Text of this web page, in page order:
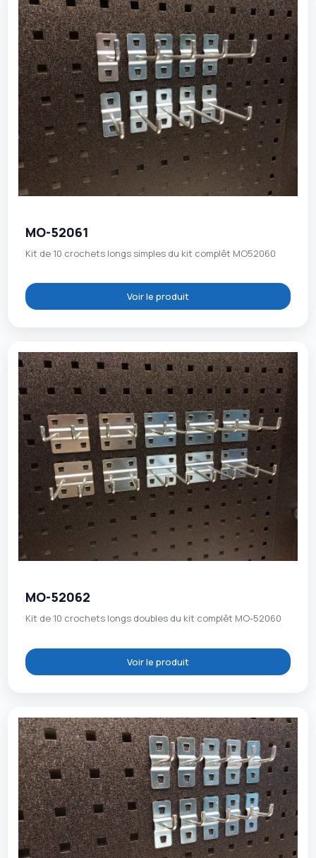
MO-52061
Kit de 10 crochets longs simples du kit complêt MO52060
Voir le produit
MO-52062
Kit de 10 crochets longs doubles du kit complêt MO-52060
Voir le produit